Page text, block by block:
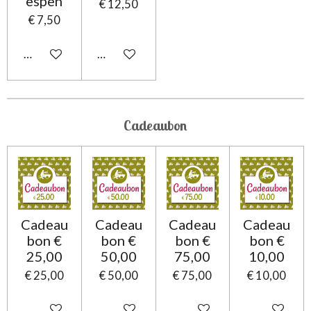
€ 7,50
In winkelwagen
€ 12,50
In winkelwagen
Cadeaubon
Cadeau
bon €
25,00
€ 25,00
Cadeau
bon €
50,00
€ 50,00
Cadeau
bon €
75,00
€ 75,00
Cadeau
bon €
10,00
€ 10,00